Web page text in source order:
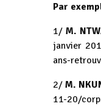
Par
1/M.
janvier
ans-
2/M.
11-20/